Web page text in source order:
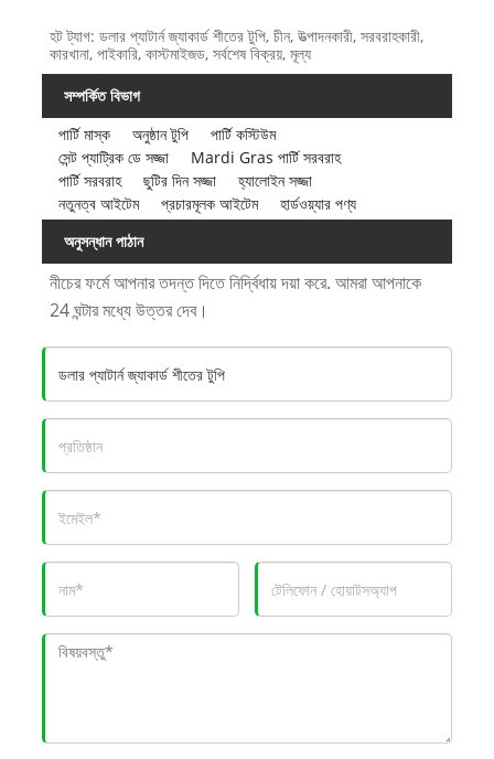
হট ট্যাগ: ডলার প্যাটার্ন জ্যাকার্ড শীতের টুপি, চীন, উত্পাদনকারী, সরবরাহকারী,
কারখানা, পাইকারি, কাস্টমাইজড, সর্বশেষ বিক্রয়, মূল্য
সম্পর্কিত বিভাগ
পার্টি মাস্ক
অনুষ্ঠান টুপি
পার্টি কস্টিউম
সেন্ট প্যাট্রিক ডে সজ্জা
Mardi Gras পার্টি সরবরাহ
পার্টি সরবরাহ
ছুটির দিন সজ্জা
হ্যালোইন সজ্জা
নতুনত্ব আইটেম
প্রচারমূলক আইটেম
হার্ডওয়্যার পণ্য
অনুসন্ধান পাঠান
নীচের ফর্মে আপনার তদন্ত দিতে নির্দ্বিধায় দয়া করে. আমরা আপনাকে
24 ঘন্টার মধ্যে উত্তর দেব।